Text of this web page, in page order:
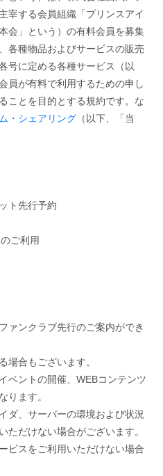
宰する会員組織「プリンスアイ
会」という）の有料会員を募集
各種物品およびサービスの販売
号に定める各種サービス（以
員が有料で利用するための申し
ことを目的とする規約です。な
・シェアリング （以下、「当
ト先行予約
ご利用
ァンクラブ先行のご案内ができ
場合もございます。
ベントの開催、WEBコンテンツ
ります。
ダ、サーバーの環境および状況
ただけない場合がございます。
ビスをご利用いただけない場合